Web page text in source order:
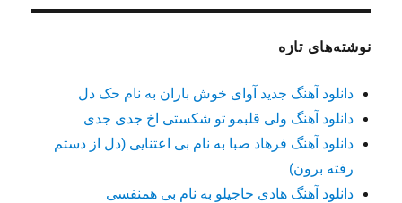
نوشته‌های تازه
دانلود آهنگ جدید آوای خوش باران به نام حک دل
دانلود آهنگ ولی قلبمو تو شکستی اخ جدی جدی
دانلود آهنگ فرهاد صبا به نام بی اعتنایی (دل از دستم
رفته برون)
دانلود آهنگ هادی حاجیلو به نام بی همنفسی